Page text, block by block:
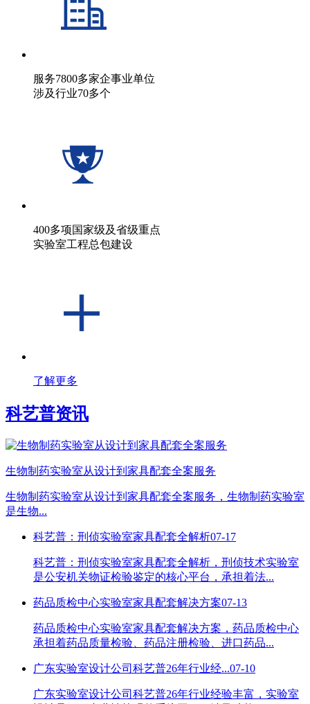
服务7800多家企事业单位
涉及行业70多个
400多项国家级及省级重点
实验室工程总包建设
了解更多
科艺普资讯
生物制药实验室从设计到家具配套全案服务
生物制药实验室从设计到家具配套全案服务，生物制药实验室
是生物...
科艺普：刑侦实验室家具配套全解析07-17
科艺普：刑侦实验室家具配套全解析，刑侦技术实验室
是公安机关物证检验鉴定的核心平台，承担着法...
药品质检中心实验室家具配套解决方案07-13
药品质检中心实验室家具配套解决方案，药品质检中心
承担着药品质量检验、药品注册检验、进口药品...
广东实验室设计公司科艺普26年行业经...07-10
广东实验室设计公司科艺普26年行业经验丰富，实验室